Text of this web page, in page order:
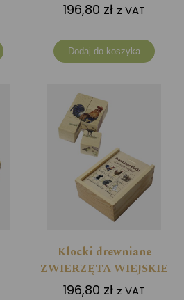
196,80 zł z VAT
Dodaj do koszyka
Klocki drewniane
ZWIERZĘTA WIEJSKIE
196,80 zł z VAT